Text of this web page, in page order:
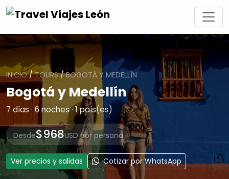
INICIO/TOURS/BOGOTÁ Y MEDELLÍN
Bogotá y Medellín
7 días · 6 noches · 1 país(es)
Desde$968USD por persona
Ver precios y salidas Cotizar por WhatsApp